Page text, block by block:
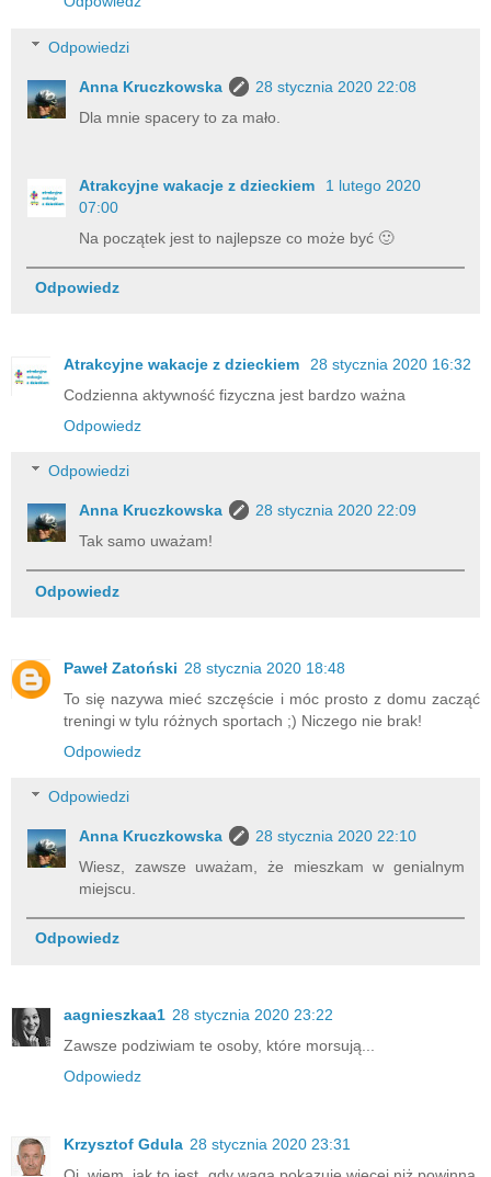
Odpowiedzi
Anna Kruczkowska
28 stycznia 2020 22:08
Dla mnie spacery to za mało.
Atrakcyjne wakacje z dzieckiem
1 lutego 2020
07:00
Na początek jest to najlepsze co może być 🙂
Odpowiedz
Atrakcyjne wakacje z dzieckiem
28 stycznia 2020 16:32
Codzienna aktywność fizyczna jest bardzo ważna
Odpowiedz
Odpowiedzi
Anna Kruczkowska
28 stycznia 2020 22:09
Tak samo uważam!
Odpowiedz
Paweł Zatoński 28 stycznia 2020 18:48
To się nazywa mieć szczęście i móc prosto z domu zacząć
treningi w tylu różnych sportach ;) Niczego nie brak!
Odpowiedz
Odpowiedzi
Anna Kruczkowska
28 stycznia 2020 22:10
Wiesz, zawsze uważam, że mieszkam w genialnym
miejscu.
Odpowiedz
aagnieszkaa1 28 stycznia 2020 23:22
Zawsze podziwiam te osoby, które morsują...
Odpowiedz
Krzysztof Gdula 28 stycznia 2020 23:31